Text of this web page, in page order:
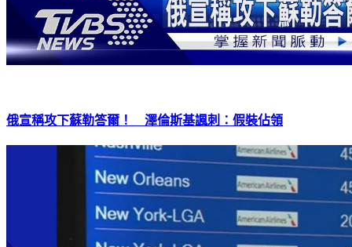
俄宣稱攻下蘇勒答爾！ 澤倫斯基諷刺：假裝佔領